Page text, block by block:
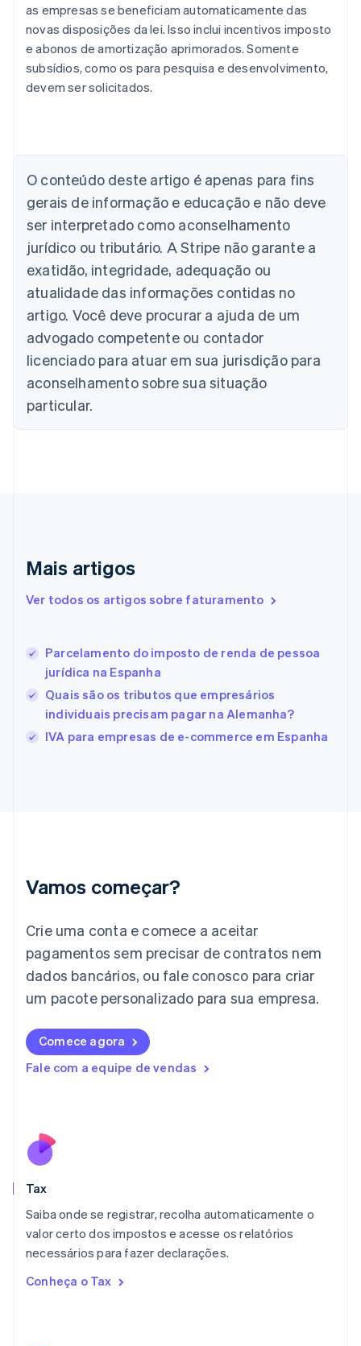
as empresas se beneficiam automaticamente das
novas disposições da lei. Isso inclui incentivos imposto
e abonos de amortização aprimorados. Somente
subsídios, como os para pesquisa e desenvolvimento,
devem ser solicitados.
O conteúdo deste artigo é apenas para fins
gerais de informação e educação e não deve
ser interpretado como aconselhamento
jurídico ou tributário. A Stripe não garante a
exatidão, integridade, adequação ou
atualidade das informações contidas no
artigo. Você deve procurar a ajuda de um
advogado competente ou contador
licenciado para atuar em sua jurisdição para
aconselhamento sobre sua situação
particular.
Mais artigos
Ver todos os artigos sobre faturamento
Parcelamento do imposto de renda de pessoa
jurídica na Espanha
Quais são os tributos que empresários
individuais precisam pagar na Alemanha?
IVA para empresas de e-commerce em Espanha
Vamos começar?
Crie uma conta e comece a aceitar
pagamentos sem precisar de contratos nem
dados bancários, ou fale conosco para criar
um pacote personalizado para sua empresa.
Comece agora
Fale com a equipe de vendas
Tax
Saiba onde se registrar, recolha automaticamente o
valor certo dos impostos e acesse os relatórios
necessários para fazer declarações.
Conheça o Tax
Austrália
Áustria
DeutschEnglish
Bélgica
English
Brasil
Português English
Bulgária
English
Canadá
English Français
China continental
简体中文 English
Chipre
Croácia
Eslovênia
Espanha
EnglishEspañol简体中文
Estônia
Finlândia
EnglishSvenska
França
Français English
Irlanda
Itália
English
Japão
日本語English
Letônia
Liechtenstein
Deutsch English
Lituânia
English
English
Malta
Noruega
English
Nova Zelândia
Países Baixos